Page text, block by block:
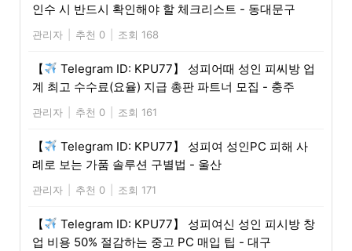
인수 시 반드시 확인해야 할 체크리스트 - 동대문구
관리자 추천 0 조회 168
【
Telegram ID: KPU77】 성피어때 성인 피씨방 업
계 최고 수수료(요율) 지급 총판 파트너 모집 - 충주
관리자 추천 0 조회 161
【
Telegram ID: KPU77】 성피여 성인PC 피해 사
례로 보는 가품 솔루션 구별법 - 울산
관리자 추천 0 조회 171
【
Telegram ID: KPU77】 성피여신 성인 피시방 창
업 비용 50% 절감하는 중고 PC 매입 팁 - 대구